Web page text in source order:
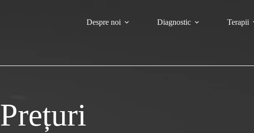
Despre noi Diagnostic Terapii
Prețuri